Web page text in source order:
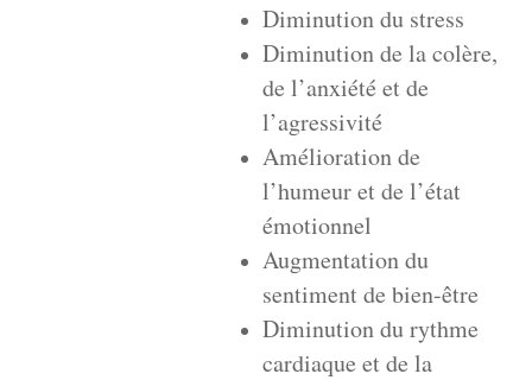
Diminution du stress
Diminution de la colère,
de l’anxiété et de
l’agressivité
Amélioration de
l’humeur et de l’état
émotionnel
Augmentation du
sentiment de bien-être
Diminution du rythme
cardiaque et de la